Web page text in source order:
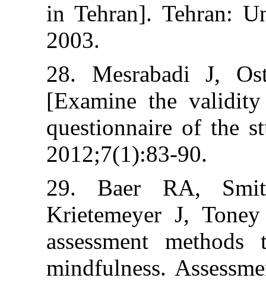
in Tehran].
28.
[Examine the
questionnaire
2012;7(1):83-
29. Baer
Krietemeyer
assessment
mindfulness.